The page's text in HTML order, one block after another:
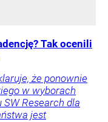
Tak ocenili
że ponownie
w wyborach
Research dla
jest